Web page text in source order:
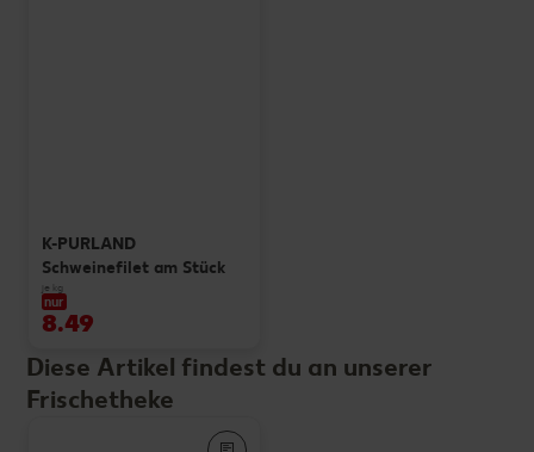
K-PURLAND
Schweinefilet am Stück
je kg
nur
8.49
Diese Artikel findest du an unserer
Frischetheke